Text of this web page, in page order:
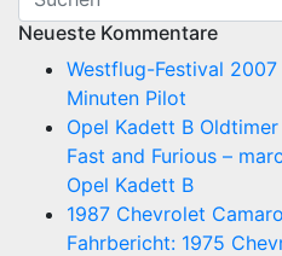
Neueste Kommentare
Westflug-Festival
Minuten Pilot
Opel Kadett B
Fast and Furious –
Opel Kadett B
1987 Chevrolet
Fahrbericht: 1975